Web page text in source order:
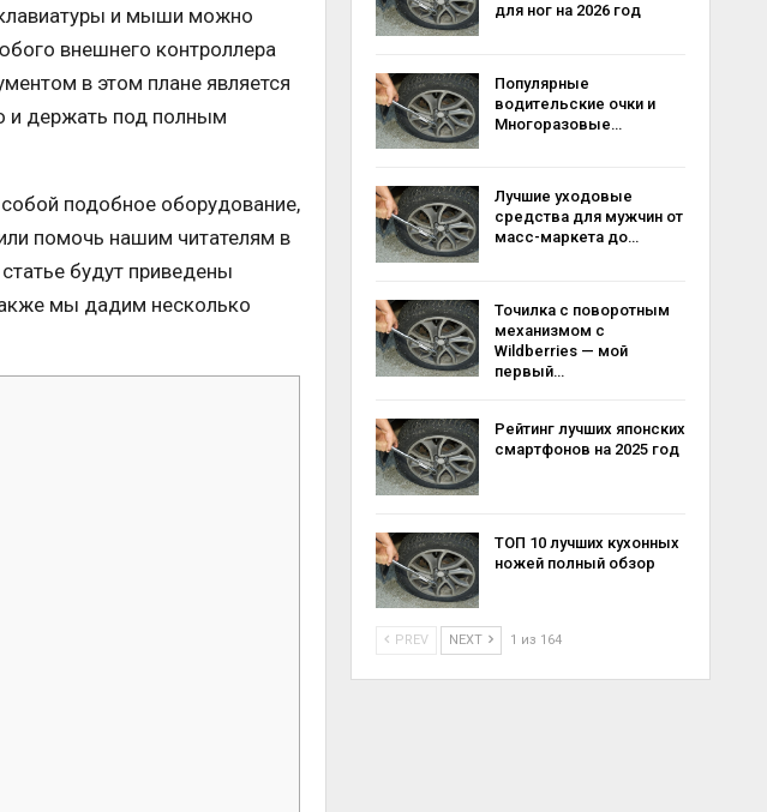
и мыши можно
внешнего контроллера
в этом плане является
и держать под полным
подобное оборудование,
помочь нашим читателям в
будут приведены
мы дадим несколько
для ног на 2026 год
Популярные
водительские очки и
Многоразовые…
Лучшие уходовые
средства для мужчин от
масс-маркета до…
Точилка с поворотным
механизмом с
Wildberries — мой
первый…
Рейтинг лучших японских
смартфонов на 2025 год
ТОП 10 лучших кухонных
ножей полный обзор
PREV NEXT 1 из 164